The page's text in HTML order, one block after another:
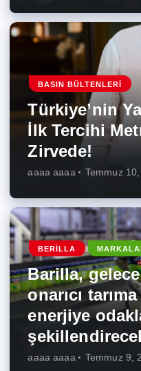
BASIN BÜLTENLERI
Türkiye’nin
İlk Tercihi
Zirvede!
aaaa aaaa Temmuz
BERILLA
Barilla,
onarıcı
enerjiye
aaaa aaaa Temmuz 9,